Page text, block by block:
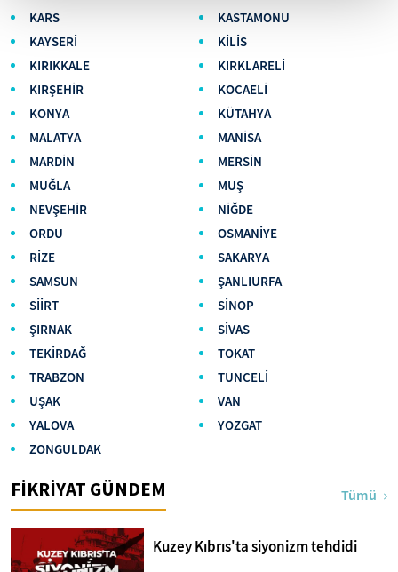
KARS
KASTAMONU
KAYSERİ
KİLİS
KIRIKKALE
KIRKLARELİ
KIRŞEHİR
KOCAELİ
KONYA
KÜTAHYA
MALATYA
MANİSA
MARDİN
MERSİN
MUĞLA
MUŞ
NEVŞEHİR
NİĞDE
ORDU
OSMANİYE
RİZE
SAKARYA
SAMSUN
ŞANLIURFA
SİİRT
SİNOP
ŞIRNAK
SİVAS
TEKİRDAĞ
TOKAT
TRABZON
TUNCELİ
UŞAK
VAN
YALOVA
YOZGAT
ZONGULDAK
FİKRİYAT GÜNDEM Tümü
Kuzey Kıbrıs'ta siyonizm tehdidi